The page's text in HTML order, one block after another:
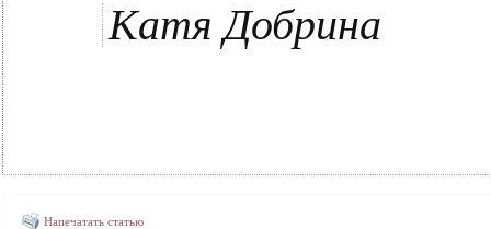
Катя Добрина
Напечатать статью